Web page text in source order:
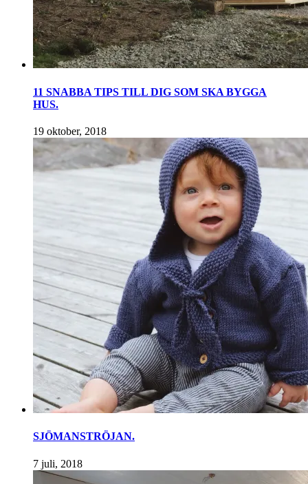
11 SNABBA TIPS TILL DIG SOM SKA BYGGA
HUS.
19 oktober, 2018
SJÖMANSTRÖJAN.
7 juli, 2018